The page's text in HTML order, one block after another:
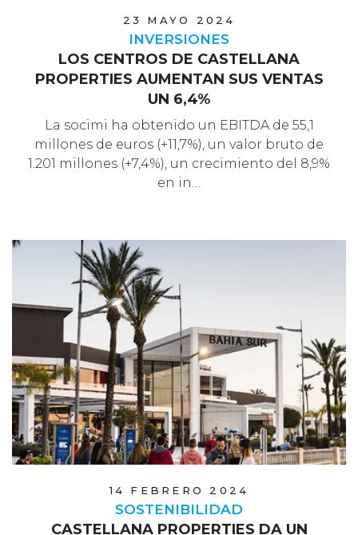
23 MAYO 2024
INVERSIONES
LOS CENTROS DE CASTELLANA
PROPERTIES AUMENTAN SUS VENTAS
UN 6,4%
La socimi ha obtenido un EBITDA de 55,1
millones de euros (+11,7%), un valor bruto de
1.201 millones (+7,4%), un crecimiento del 8,9%
en in…
14 FEBRERO 2024
SOSTENIBILIDAD
CASTELLANA PROPERTIES DA UN